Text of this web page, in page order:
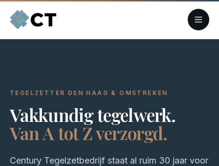
TEGELZETTER DEN HAAG & OMSTREKEN
Vakkundig tegelwerk.
Van A tot Z verzorgd.
Century Tegelzetbedrijf staat al ruim 30 jaar voor